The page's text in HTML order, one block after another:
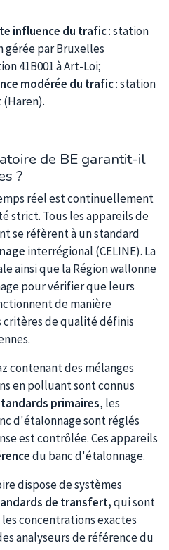
influence du trafic: station
gérée par Bruxelles
41B001 à Art-Loi;
modérée du trafic: station
(Haren).
de BE garantit-il
?
réel est continuellement
strict. Tous les appareils de
se réfèrent à un standard
interrégional (CELINE). La
ainsi que la Région wallonne
pour vérifier que leurs
de manière
de qualité définis
contenant des mélanges
en polluant sont connus
primaires, les
d'étalonnage sont réglés
est contrôlée. Ces appareils
du banc d'étalonnage.
dispose de systèmes
de transfert,qui sont
concentrations exactes
analyseurs de référence du